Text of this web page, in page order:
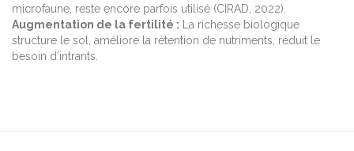
microfaune, reste encore parfois utilisé (CIRAD, 2022).
Augmentation de la fertilité : La richesse biologique
structure le sol, améliore la rétention de nutriments, réduit le
besoin d’intrants.